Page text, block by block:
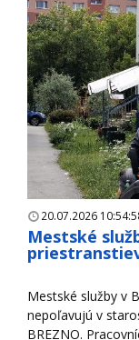
20.07.2026
Mestské
Mestské služby v
nepoľavujú v
BREZNO.